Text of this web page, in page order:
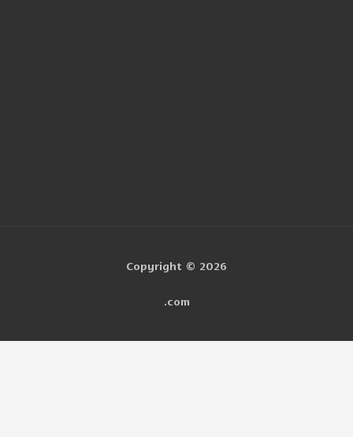
Copyright © 2026
.com